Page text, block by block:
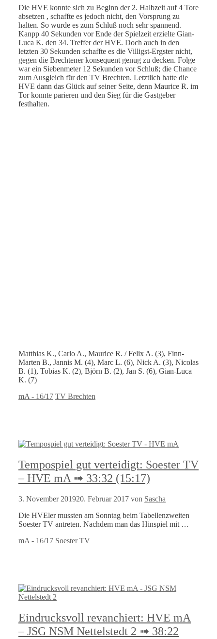
Die HVE konnte sich zu Beginn der 2. Halbzeit auf 4 Tore
absetzen , schaffte es jedoch nicht, den Vorsprung zu
halten. So wurde es zum Schluß noch sehr spannend.
Kanpp 40 Sekunden vor Ende der Spielzeit erzielte Gian-
Luca K. den 34. Treffer der HVE. Doch auch in den
letzten 30 Sekunden schaffte es die Villigst-Ergster nicht,
gegen die Brechtener konsequent genug zu decken. Folge
war ein Siebenmeter 12 Sekunden vor Schluß; die Chance
zum Ausgleich für den TV Brechten. Letztlich hatte die
HVE dann das Glück auf seiner Seite, denn Maurice R. im
Tor konnte parieren und den Sieg für die Gastgeber
festhalten.
Matthias K., Carlo A., Maurice R. / Felix A. (3), Finn-
Marten B., Jannis M. (4), Marc L. (6), Nick A. (3), Nicolas
B. (1), Tobias K. (2), Björn B. (2), Jan S. (6), Gian-Luca
K. (7)
Kategorien
mA - 16/17 Schlagwörter
TV Brechten
Tempospiel gut verteidigt: Soester TV
– HVE mA ➟ 33:32 (15:17)
3. November 201920. Februar 2017 von Sascha
Die HVEler mussten am Sonntag beim Tabellenzweiten
Soester TV antreten. Nachdem man das Hinspiel mit …
Kategorien
mA - 16/17 Schlagwörter
Soester TV
Eindrucksvoll revanchiert: HVE mA
– JSG NSM Nettelstedt 2 ➟ 38:22